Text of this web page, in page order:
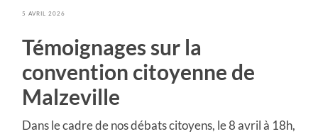
5 AVRIL 2026
Témoignages sur la
convention citoyenne de
Malzeville
Dans le cadre de nos débats citoyens, le 8 avril à 18h,